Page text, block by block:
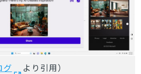
グ より引用）